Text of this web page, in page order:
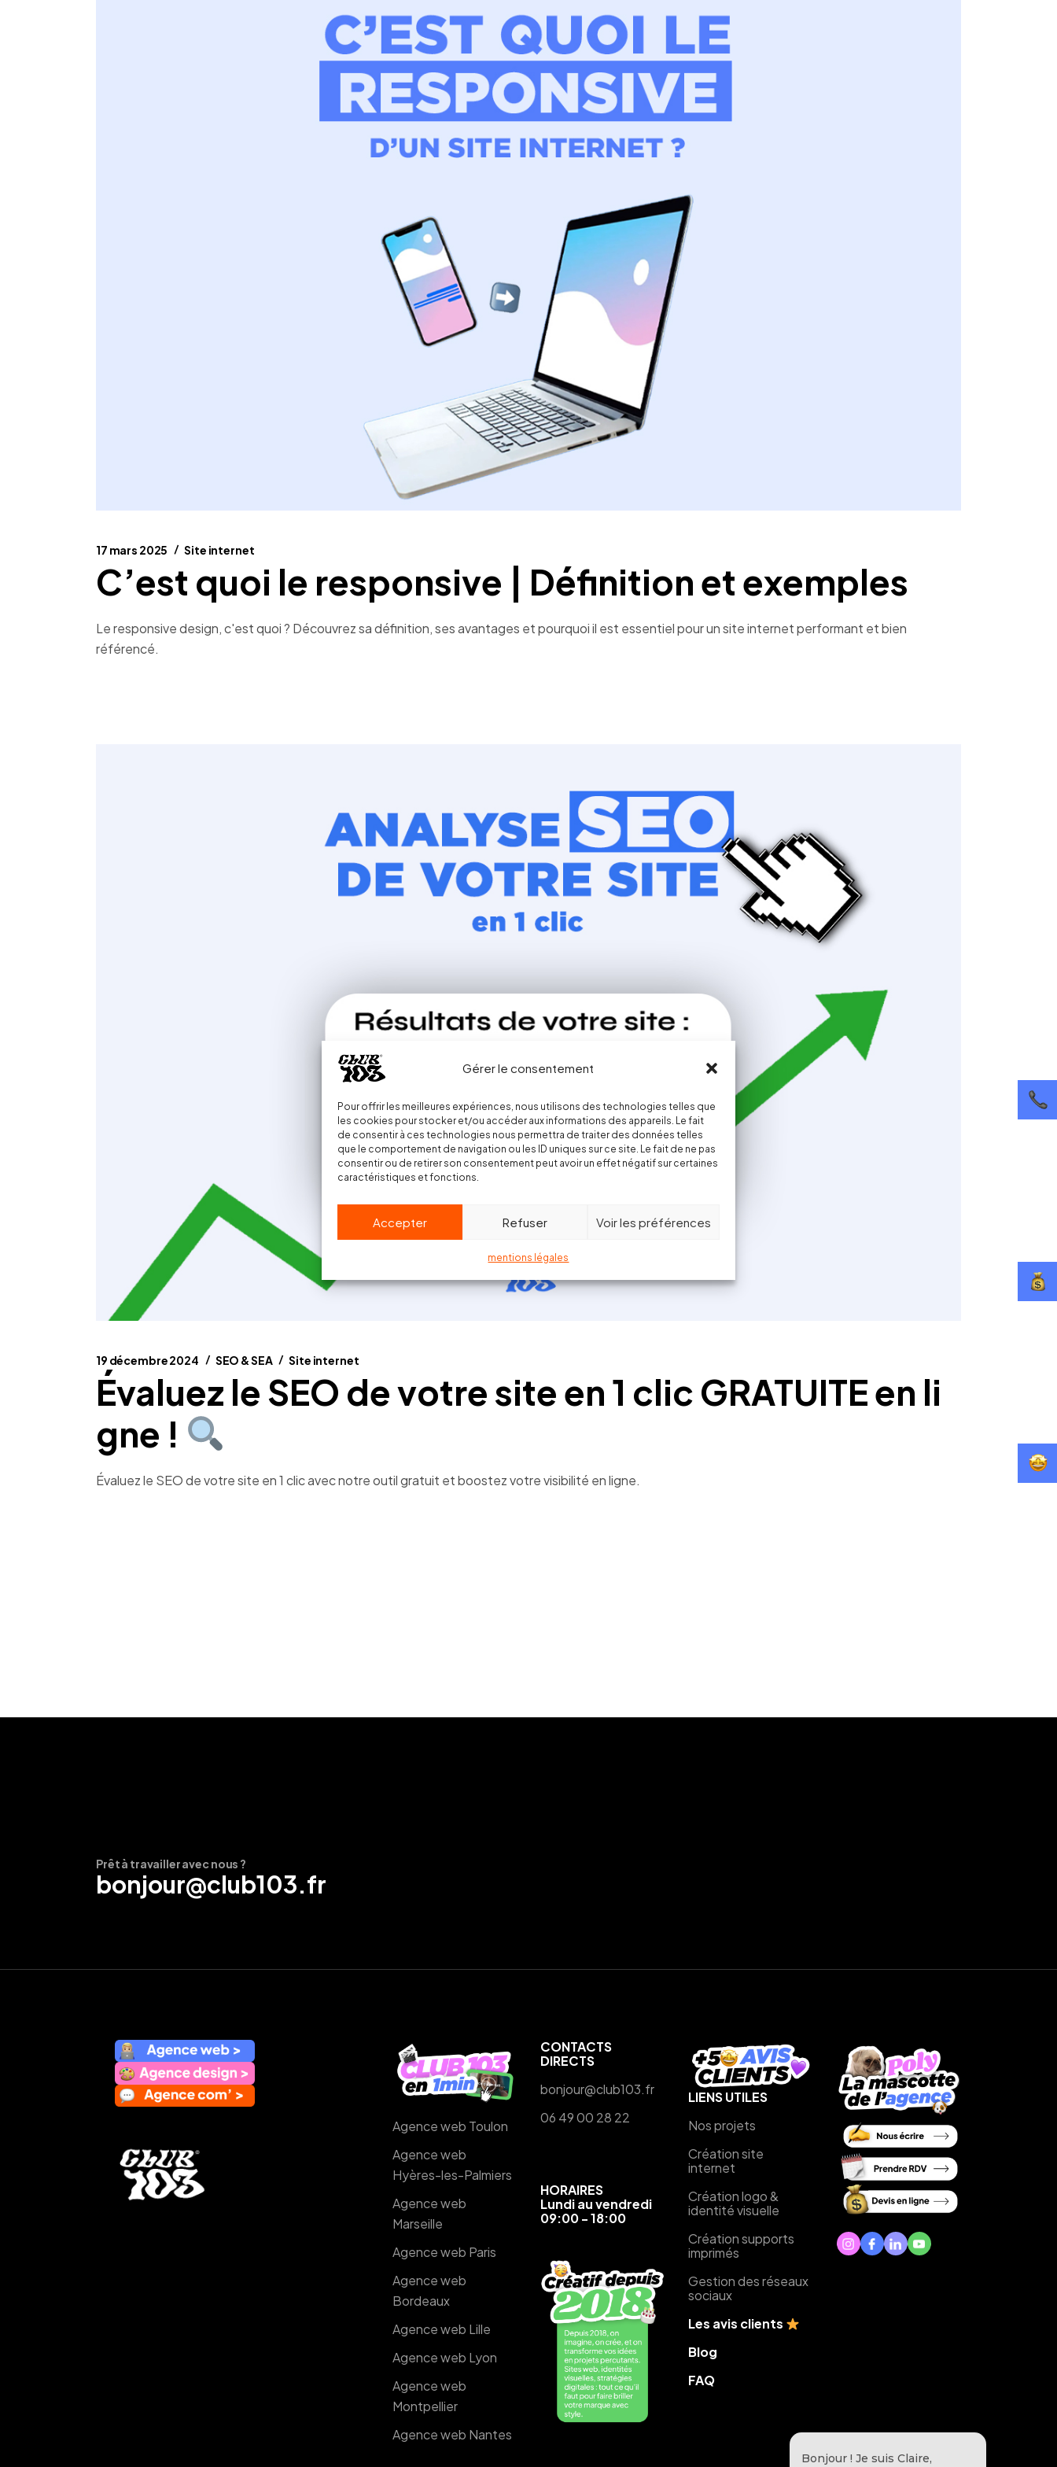
Gérer le consentement
Pour offrir les meilleures expériences, nous utilisons des technologies telles que
les cookies pour stocker et/ou accéder aux informations des appareils. Le fait
de consentir à ces technologies nous permettra de traiter des données telles
que le comportement de navigation ou les ID uniques sur ce site. Le fait de ne pas
consentir ou de retirer son consentement peut avoir un effet négatif sur certaines
caractéristiques et fonctions.
Accepter Refuser Voir les préférences
mentions légales
Bonjour ! Je suis Claire,
17 mars 2025 Site internet
C’est quoi le responsive | Définition et exemples
Le responsive design, c'est quoi ? Découvrez sa définition, ses avantages et pourquoi il est essentiel pour un site internet performant et bien
référencé.
19 décembre 2024 SEO & SEA Site internet
Évaluez le SEO de votre site en 1 clic GRATUITE en li
gne !
Évaluez le SEO de votre site en 1 clic avec notre outil gratuit et boostez votre visibilité en ligne.
Prêt à travailler avec nous ?
bonjour@club103.fr
Agence web Toulon
Agence web
Hyères-les-Palmiers
Agence web
Marseille
Agence web Paris
Agence web
Bordeaux
Agence web Lille
Agence web Lyon
Agence web
Montpellier
Agence web Nantes
CONTACTS
DIRECTS
bonjour@club103.fr
06 49 00 28 22
HORAIRES
Lundi au vendredi
09:00 - 18:00
LIENS UTILES
Nos projets
Création site
internet
Création logo &
identité visuelle
Création supports
imprimés
Gestion des réseaux
sociaux
Les avis clients
Blog
FAQ